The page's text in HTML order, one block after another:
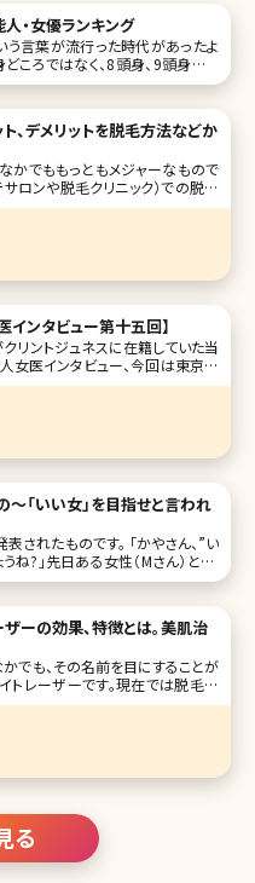
・女優ランキング
う言葉が流行った時代があったよ
ころではなく、8頭身、9頭身とい
ます。 それと同時に、“短足胴
挙げられますが、女性たちの美意
、デメリットを脱毛方法などか
なかでももっともメジャーなもので
ロンや脱毛クリニック）での脱毛
つとなってきたとはいえ、やはり
の方が多いこのご時世ですが、
ロンや脱毛クリニックで行ってい
ンタビュー第十五回】
リントジュネスに在籍していた当
クリントジュネスの黒田愛美先
科の分院院長を歴任され、理想の
方を追求するため、クリントジュ
～「いい女」を目指せと言われ
れたものです。 「かやさん、”い
?」――先日ある女性（Mさん）と、こ
女はアラサー、とっても可愛らし
ーの効果、特徴とは。美肌治
でも、その名前を目にすることが
トレーザーです。現在では脱毛に
イトレーザーとシミやアザの治療
キサンドライトレーザーの2種類
は、この2つのレーザーの違いや
る